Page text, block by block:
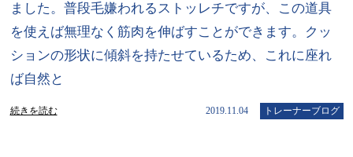
ました。普段毛嫌われるストッレチですが、この道具
を使えば無理なく筋肉を伸ばすことができます。クッ
ションの形状に傾斜を持たせているため、これに座れ
ば自然と
続きを読む 2019.11.04 トレーナーブログ